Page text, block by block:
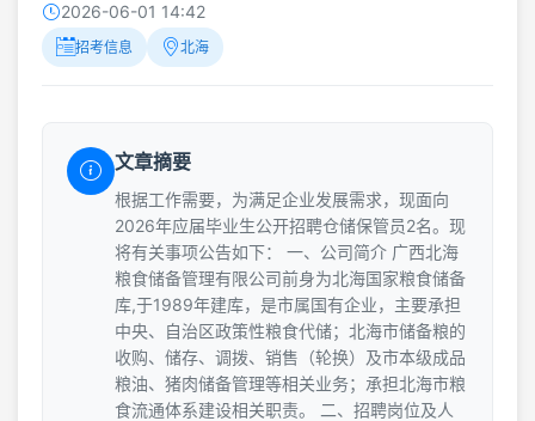
2026-06-01 14:42
招考信息 北海
文章摘要
根据工作需要，为满足企业发展需求，现面向
2026年应届毕业生公开招聘仓储保管员2名。现
将有关事项公告如下： 一、公司简介 广西北海
粮食储备管理有限公司前身为北海国家粮食储备
库,于1989年建库，是市属国有企业，主要承担
中央、自治区政策性粮食代储；北海市储备粮的
收购、储存、调拨、销售（轮换）及市本级成品
粮油、猪肉储备管理等相关业务；承担北海市粮
食流通体系建设相关职责。 二、招聘岗位及人